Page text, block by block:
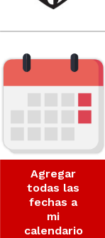
Agregar
todas las
fechas a
mi
calendario